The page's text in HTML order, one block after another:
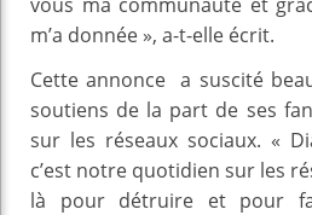
m’a donnée », a-t-elle écrit.
Cette annonce a suscité
soutiens de la part de ses
sur les réseaux sociaux. «
c’est notre quotidien sur les
là pour détruire et pour